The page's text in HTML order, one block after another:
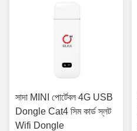
সাদা MINI পোর্টেবল 4G USB
Dongle Cat4 সিম কার্ড স্লট
Wifi Dongle